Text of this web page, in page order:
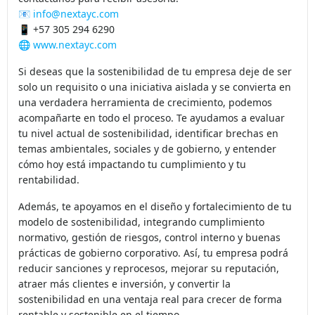
contáctanos para recibir asesoría.
📧
info@nextayc.com
📱 +57 305 294 6290
🌐
www.nextayc.com
Si deseas que la sostenibilidad de tu empresa deje de ser
solo un requisito o una iniciativa aislada y se convierta en
una verdadera herramienta de crecimiento, podemos
acompañarte en todo el proceso. Te ayudamos a evaluar
tu nivel actual de sostenibilidad, identificar brechas en
temas ambientales, sociales y de gobierno, y entender
cómo hoy está impactando tu cumplimiento y tu
Además, te apoyamos en el diseño y fortalecimiento de tu
modelo de sostenibilidad, integrando cumplimiento
normativo, gestión de riesgos, control interno y buenas
prácticas de gobierno corporativo. Así, tu empresa podrá
reducir sanciones y reprocesos, mejorar su reputación,
atraer más clientes e inversión, y convertir la
sostenibilidad en una ventaja real para crecer de forma